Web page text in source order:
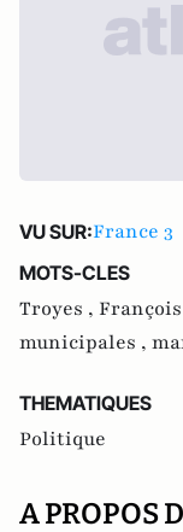
VU SUR:France 3
MOTS-CLES
Troyes ,
municipales ,
THEMATIQUES
Politique
A PROPOS